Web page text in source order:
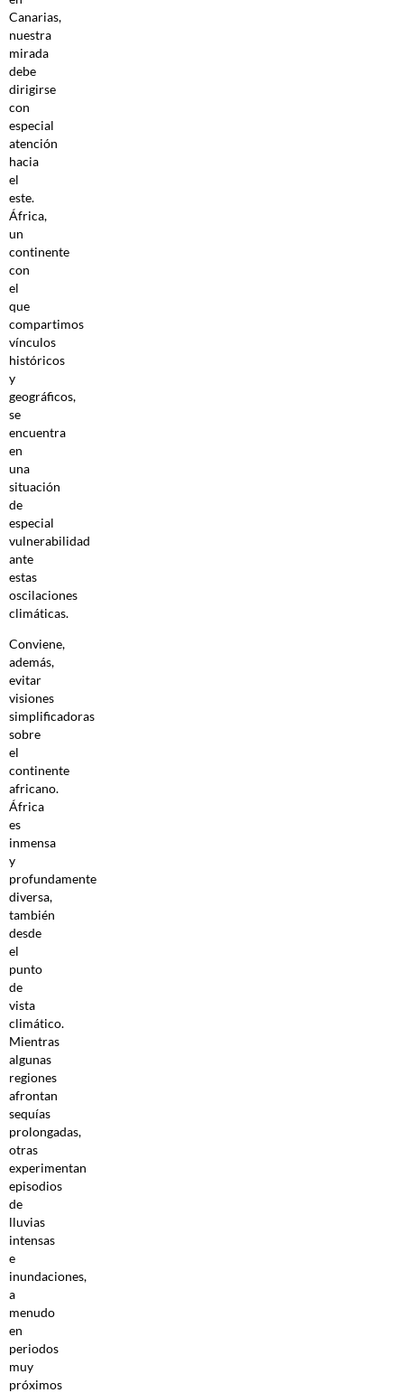
Canarias,
nuestra
mirada
debe
dirigirse
con
especial
atención
hacia
el
este.
África,
un
continente
con
el
que
compartimos
vínculos
históricos
y
geográficos,
se
encuentra
en
una
situación
de
especial
vulnerabilidad
ante
estas
oscilaciones
climáticas.
Conviene,
además,
evitar
visiones
simplificadoras
sobre
el
continente
africano.
África
es
inmensa
y
profundamente
diversa,
también
desde
el
punto
de
vista
climático.
Mientras
algunas
regiones
afrontan
sequías
prolongadas,
otras
experimentan
episodios
de
lluvias
intensas
e
inundaciones,
a
menudo
en
periodos
muy
próximos